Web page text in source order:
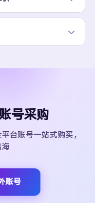
号采购
台账号一站式购买，
账号